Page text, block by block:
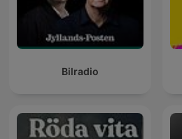
Bilradio